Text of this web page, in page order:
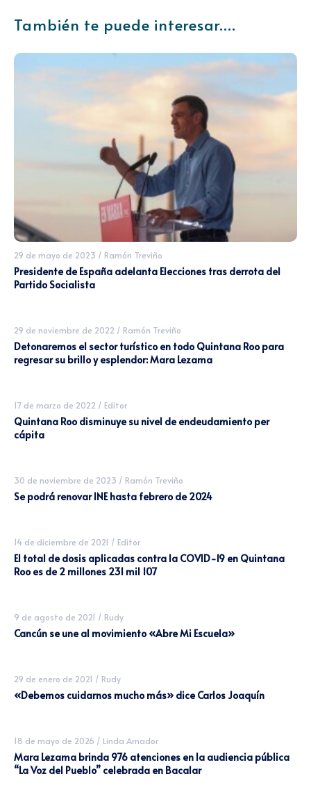
También te puede interesar....
29 de mayo de 2023 / Ramón Treviño
Presidente de España adelanta Elecciones tras derrota del
Partido Socialista
29 de noviembre de 2022 / Ramón Treviño
Detonaremos el sector turístico en todo Quintana Roo para
regresar su brillo y esplendor: Mara Lezama
17 de marzo de 2022 / Editor
Quintana Roo disminuye su nivel de endeudamiento per
cápita
30 de noviembre de 2023 / Ramón Treviño
Se podrá renovar INE hasta febrero de 2024
14 de diciembre de 2021 / Editor
El total de dosis aplicadas contra la COVID-19 en Quintana
Roo es de 2 millones 231 mil 107
9 de agosto de 2021 / Rudy
Cancún se une al movimiento «Abre Mi Escuela»
29 de enero de 2021 / Rudy
«Debemos cuidarnos mucho más» dice Carlos Joaquín
18 de mayo de 2026 / Linda Amador
Mara Lezama brinda 976 atenciones en la audiencia pública
“La Voz del Pueblo” celebrada en Bacalar